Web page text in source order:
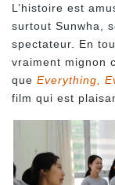
L’histoire est
surtout Sunwha,
spectateur. En
vraiment mignon
que Everything,
film qui est